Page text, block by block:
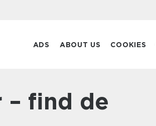
ADS ABOUT US COOKIES